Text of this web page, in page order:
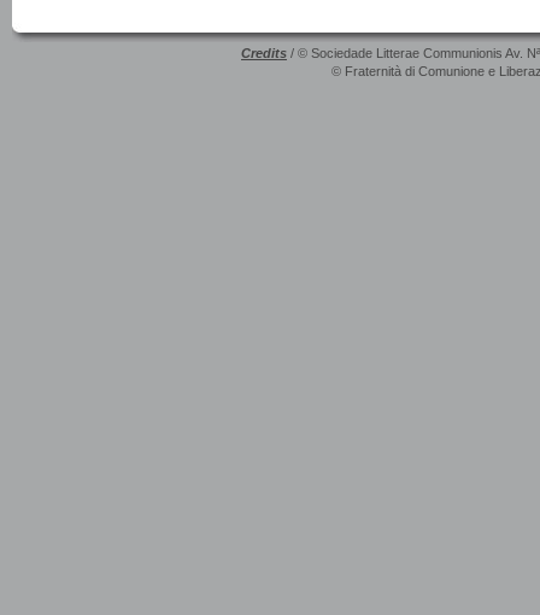
Credits / © Sociedade Litterae Communionis Av.
© Fraternità di Comunione e